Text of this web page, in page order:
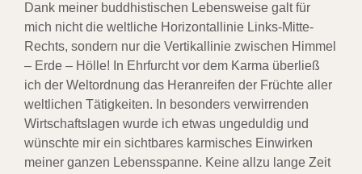
Dank meiner buddhistischen Lebensweise galt für
mich nicht die weltliche Horizontallinie Links-Mitte-
Rechts, sondern nur die Vertikallinie zwischen Himmel
– Erde – Hölle! In Ehrfurcht vor dem Karma überließ
ich der Weltordnung das Heranreifen der Früchte aller
weltlichen Tätigkeiten. In besonders verwirrenden
Wirtschaftslagen wurde ich etwas ungeduldig und
wünschte mir ein sichtbares karmisches Einwirken
meiner ganzen Lebensspanne. Keine allzu lange Zeit